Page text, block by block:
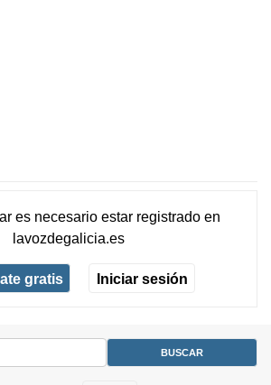
es necesario estar registradoen
lavozdegalicia.es
gratis Iniciar sesión